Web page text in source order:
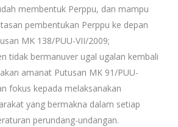
membentuk Perppu, dan mampu
pembentukan Perppu ke depan
MK 138/PUU-VII/2009;
tidak bermanuver ugal ugalan kembali
amanat Putusan MK 91/PUU-
fokus kepada melaksanakan
yang bermakna dalam setiap
perundang-undangan.